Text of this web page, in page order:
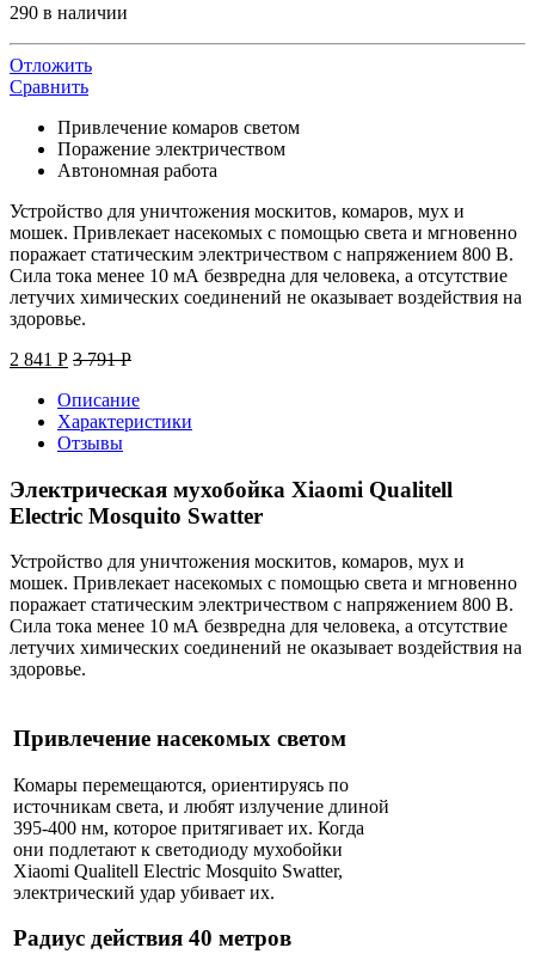
290 в наличии
Отложить
Сравнить
Привлечение комаров светом
Поражение электричеством
Автономная работа
Устройство для уничтожения москитов, комаров, мух и
мошек. Привлекает насекомых с помощью света и мгновенно
поражает статическим электричеством с напряжением 800 В.
Сила тока менее 10 мА безвредна для человека, а отсутствие
летучих химических соединений не оказывает воздействия на
здоровье.
2 841 Р 3 791Р
Описание
Характеристики
Отзывы
Электрическая мухобойка Xiaomi Qualitell
Electric Mosquito Swatter
Устройство для уничтожения москитов, комаров, мух и
мошек. Привлекает насекомых с помощью света и мгновенно
поражает статическим электричеством с напряжением 800 В.
Сила тока менее 10 мА безвредна для человека, а отсутствие
летучих химических соединений не оказывает воздействия на
здоровье.
Привлечение насекомых светом
Комары перемещаются, ориентируясь по
источникам света, и любят излучение длиной
395-400 нм, которое притягивает их. Когда
они подлетают к светодиоду мухобойки
Xiaomi Qualitell Electric Mosquito Swatter,
электрический удар убивает их.
Радиус действия 40 метров